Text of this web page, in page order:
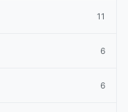
11
6
6